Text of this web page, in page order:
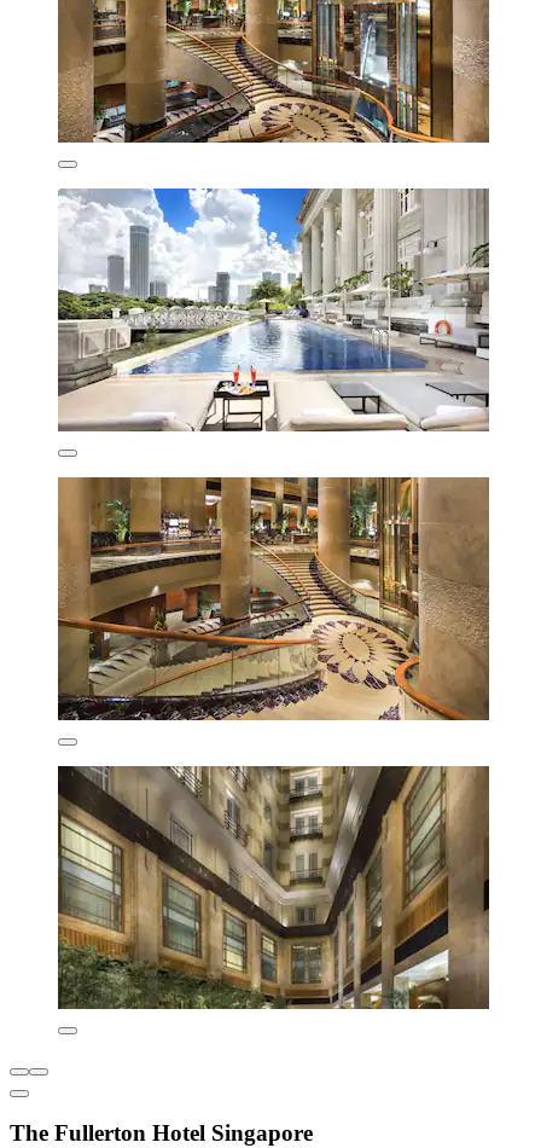
The Fullerton Hotel Singapore